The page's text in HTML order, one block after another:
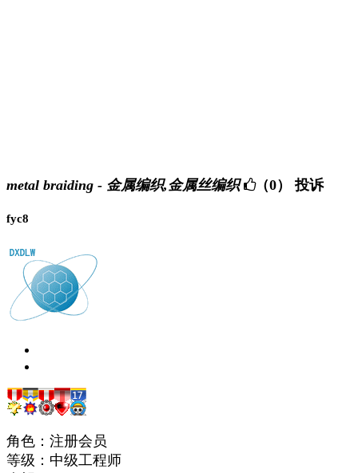
metal braiding - 金属编织,金属丝编织 （0） 投诉
fyc8
角色：注册会员
等级：中级工程师